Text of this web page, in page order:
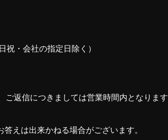
祝・会社の指定日除く）
返信につきましては営業時間内となります
えは出来かねる場合がございます。